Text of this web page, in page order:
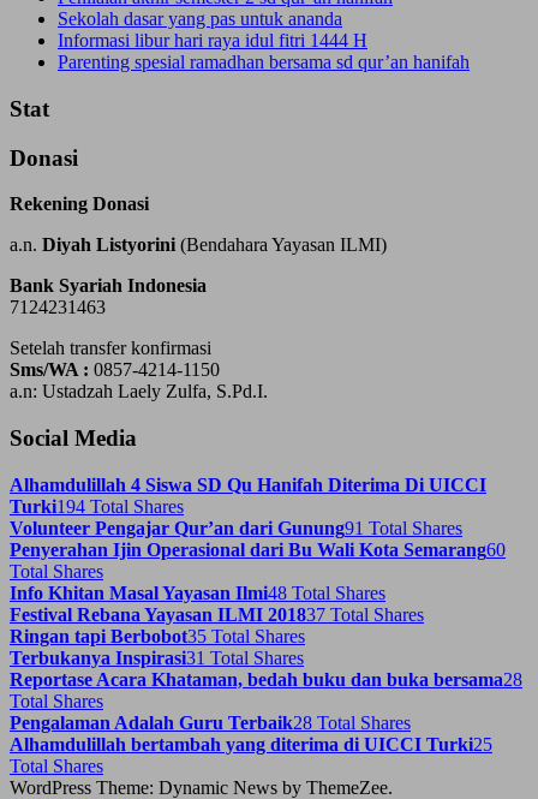
Sekolah dasar yang pas untuk ananda
Informasi libur hari raya idul fitri 1444 H
Parenting spesial ramadhan bersama sd qur’an hanifah
Stat
Donasi
Rekening Donasi
a.n. Diyah Listyorini (Bendahara Yayasan ILMI)
Bank Syariah Indonesia
7124231463
Setelah transfer konfirmasi
Sms/WA : 0857-4214-1150
a.n: Ustadzah Laely Zulfa, S.Pd.I.
Social Media
Alhamdulillah 4 Siswa SD Qu Hanifah Diterima Di UICCI
Turki194 Total Shares
Volunteer Pengajar Qur’an dari Gunung91 Total Shares
Penyerahan Ijin Operasional dari Bu Wali Kota Semarang60
Total Shares
Info Khitan Masal Yayasan Ilmi48 Total Shares
Festival Rebana Yayasan ILMI 201837 Total Shares
Ringan tapi Berbobot35 Total Shares
Terbukanya Inspirasi31 Total Shares
Reportase Acara Khataman, bedah buku dan buka bersama28
Total Shares
Pengalaman Adalah Guru Terbaik28 Total Shares
Alhamdulillah bertambah yang diterima di UICCI Turki25
Total Shares
WordPress Theme: Dynamic News by ThemeZee.